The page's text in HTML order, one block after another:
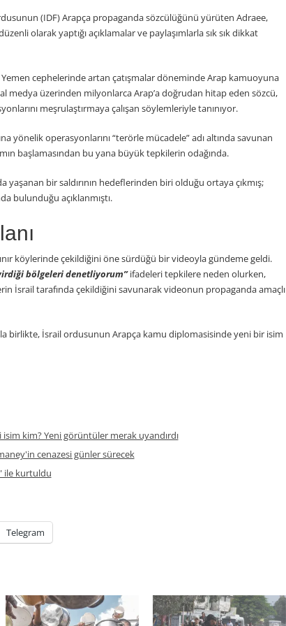
(IDF) Arapça propaganda sözcülüğünü yürüten Adraee,
olarak yaptığı açıklamalar ve paylaşımlarla sık sık dikkat
cephelerinde artan çatışmalar döneminde Arap kamuoyuna
medya üzerinden milyonlarca Arap’a doğrudan hitap eden sözcü,
meşrulaştırmaya çalışan söylemleriyle tanınıyor.
yönelik operasyonlarını “terörle mücadele” adı altında savunan
başlamasından bu yana büyük tepkilerin odağında.
yaşanan bir saldırının hedeflerinden biri olduğu ortaya çıkmış;
bulunduğu açıklanmıştı.
köylerinde çekildiğini öne sürdüğü bir videoyla gündeme geldi.
bölgeleri denetliyorum” ifadeleri tepkilere neden olurken,
İsrail tarafında çekildiğini savunarak videonun propaganda amaçlı
birlikte, İsrail ordusunun Arapça kamu diplomasisinde yeni bir isim
kim? Yeni görüntüler merak uyandırdı
cenazesi günler sürecek
ile kurtuldu
Telegram